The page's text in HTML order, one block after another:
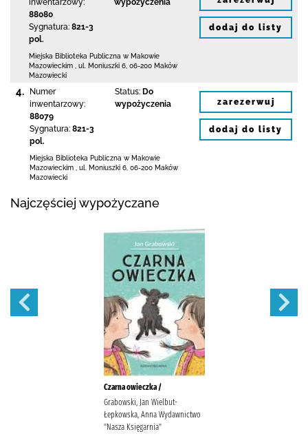
inwentarzowy:
88080
Sygnatura: 821-3
pol.
wypożyczenia
Miejska Biblioteka Publiczna w Makowie
Mazowieckim
ul. Moniuszki 6 06-200 Maków
Mazowiecki
dodaj do listy
4.
Numer
inwentarzowy:
88079
Sygnatura: 821-3
pol.
Status: Do
wypożyczenia
Miejska Biblioteka Publiczna w Makowie
Mazowieckim
ul. Moniuszki 6 06-200 Maków
Mazowiecki
zarezerwuj
dodaj do listy
Najczęściej wypożyczane
Czarna owieczka /
Grabowski, Jan Wielbut-
Łepkowska, Anna Wydawnictwo
"Nasza Księgarnia"